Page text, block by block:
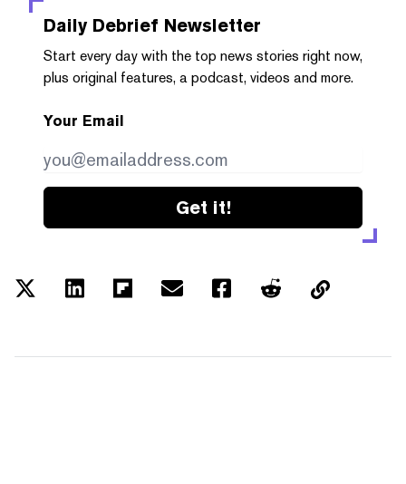
Daily Debrief Newsletter
Start every day with the top news stories right now,
plus original features, a podcast, videos and more.
Your Email
Get it!